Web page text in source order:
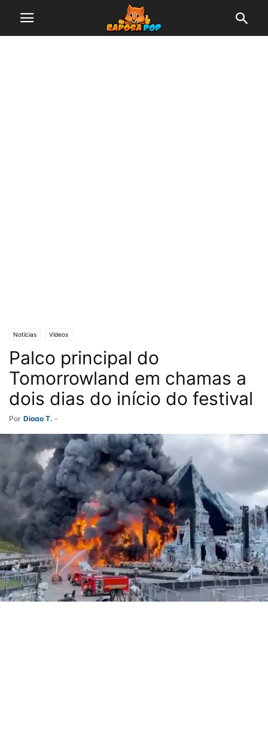
Notícias Vídeos
Palco principal do
Tomorrowland em chamas a
dois dias do início do festival
Por Diogo T. -